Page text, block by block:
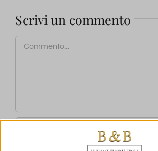
Scrivi un commento
Commento